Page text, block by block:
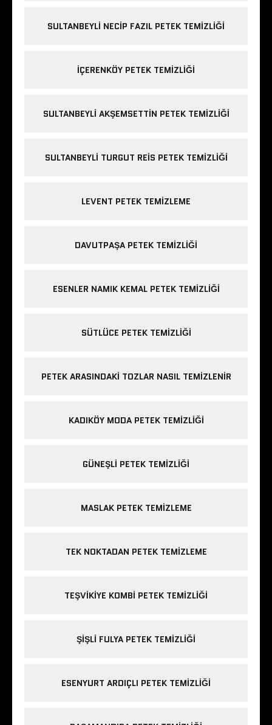
SULTANBEYLI NECIP FAZIL PETEK TEMIZLIĞI
IÇERENKÖY PETEK TEMIZLIĞI
SULTANBEYLI AKŞEMSETTIN PETEK TEMIZLIĞI
SULTANBEYLI TURGUT REIS PETEK TEMIZLIĞI
LEVENT PETEK TEMIZLEME
DAVUTPAŞA PETEK TEMIZLIĞI
ESENLER NAMIK KEMAL PETEK TEMIZLIĞI
SÜTLÜCE PETEK TEMIZLIĞI
PETEK ARASINDAKI TOZLAR NASIL TEMIZLENIR
KADIKÖY MODA PETEK TEMIZLIĞI
GÜNEŞLI PETEK TEMIZLIĞI
MASLAK PETEK TEMIZLEME
TEK NOKTADAN PETEK TEMIZLEME
TEŞVIKIYE KOMBI PETEK TEMIZLIĞI
ŞIŞLI FULYA PETEK TEMIZLIĞI
ESENYURT ARDIÇLI PETEK TEMIZLIĞI